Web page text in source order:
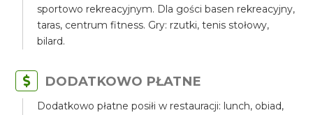
sportowo rekreacyjnym. Dla gości basen rekreacyjny,
taras, centrum fitness. Gry: rzutki, tenis stołowy,
bilard.
DODATKOWO PŁATNE
Dodatkowo płatne posiłi w restauracji: lunch, obiad,